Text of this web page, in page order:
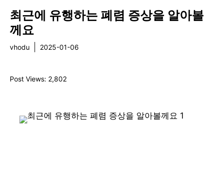
최근에 유행하는 폐렴 증상을 알아볼
께요
vhodu 2025-01-06
Post Views: 2,802